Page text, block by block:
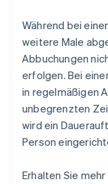
Während bei
weitere Male
Abbuchungen
erfolgen. Bei
in regelmäßigen
unbegrenzten
wird ein
Person
Erhalten Sie mehr